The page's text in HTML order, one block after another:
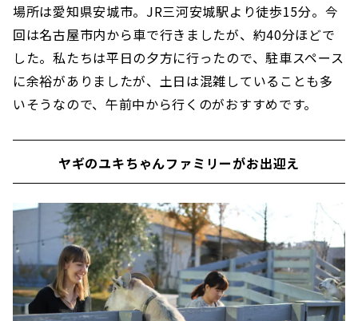
場所は愛知県安城市。JR三河安城駅より徒歩15分。今
回は名古屋市内から車で行きましたが、約40分ほどで
した。私たちは平日の夕方に行ったので、駐車スペース
に余裕がありましたが、土日は混雑していることも多
いそうなので、午前中から行くのがおすすめです。
ヤギのユキちゃんファミリーがお出迎え